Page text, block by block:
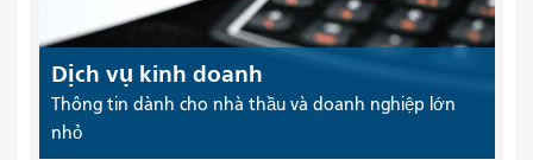
Dịch vụ kinh doanh
Thông tin dành cho nhà thầu và doanh nghiệp lớn
nhỏ